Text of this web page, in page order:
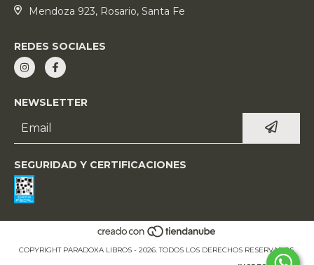
Mendoza 923, Rosario, Santa Fe
REDES SOCIALES
NEWSLETTER
SEGURIDAD Y CERTIFICACIONES
COPYRIGHT PARADOXA LIBROS - 2026. TODOS LOS DERECHOS RESERVADOS.